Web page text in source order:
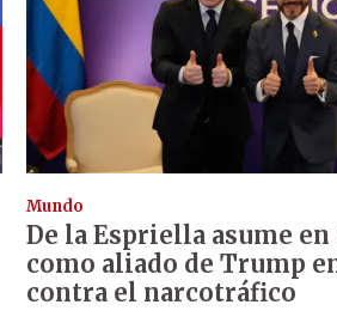
Mundo
De la Espriella asume
como aliado de Trump
contra el narcotráfico